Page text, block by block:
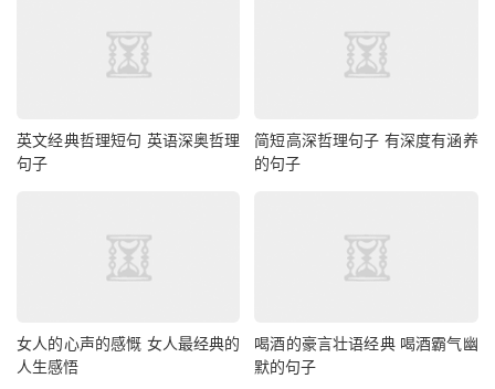
英文经典哲理短句 英语深奥哲理
句子
简短高深哲理句子 有深度有涵养
的句子
女人的心声的感慨 女人最经典的
人生感悟
喝酒的豪言壮语经典 喝酒霸气幽
默的句子